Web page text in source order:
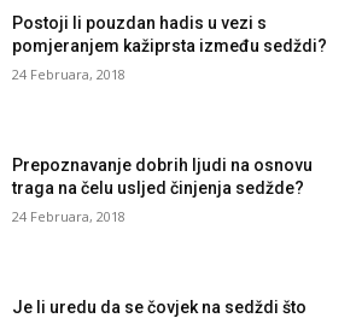
Postoji li pouzdan hadis u vezi s
pomjeranjem kažiprsta između sedždi?
24 Februara, 2018
Prepoznavanje dobrih ljudi na osnovu
traga na čelu usljed činjenja sedžde?
24 Februara, 2018
Je li uredu da se čovjek na sedždi što